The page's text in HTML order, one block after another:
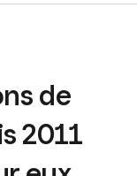
de
2011